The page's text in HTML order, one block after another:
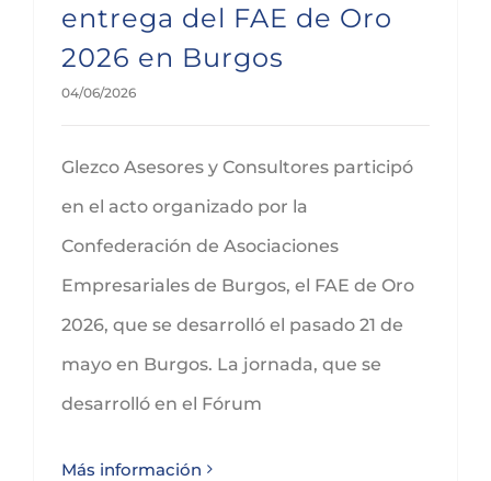
entrega del FAE de Oro
2026 en Burgos
04/06/2026
Glezco Asesores y Consultores participó
en el acto organizado por la
Confederación de Asociaciones
Empresariales de Burgos, el FAE de Oro
2026, que se desarrolló el pasado 21 de
mayo en Burgos. La jornada, que se
desarrolló en el Fórum
Más información